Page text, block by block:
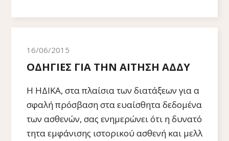
16/06/2015
ΟΔΗΓΙΕΣ ΓΙΑ ΤΗΝ ΑΙΤΗΣΗ ΑΔΔΥ
Η ΗΔΙΚΑ, στα πλαίσια των διατάξεων για α
σφαλή πρόσβαση στα ευαίσθητα δεδομένα
των ασθενών, σας ενημερώνει ότι η δυνατό
τητα εμφάνισης ιστορικού ασθενή και μελλ